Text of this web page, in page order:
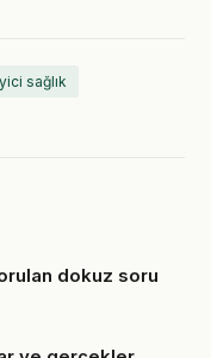
sağlık
dokuz soru